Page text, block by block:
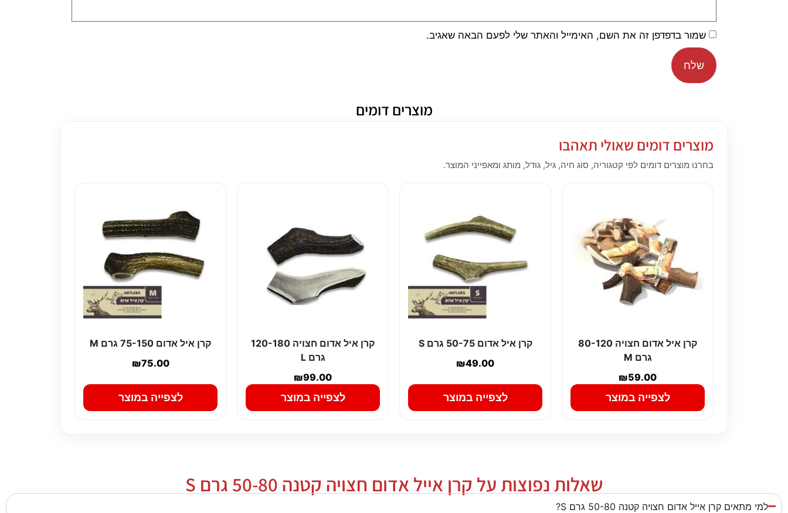
שמור בדפדפן זה את השם, האימייל והאתר שלי לפעם הבאה שאגיב.
מוצרים דומים
מוצרים דומים שאולי תאהבו
בחרנו מוצרים דומים לפי קטגוריה, סוג חיה, גיל, גודל, מותג ומאפייני המוצר.
קרן איל אדום חצויה 80-120
גרם M
₪59.00
לצפייה במוצר
קרן איל אדום 50-75 גרם S
₪49.00
לצפייה במוצר
קרן איל אדום חצויה 120-180
גרם L
₪99.00
לצפייה במוצר
קרן איל אדום 75-150 גרם M
₪75.00
לצפייה במוצר
שאלות נפוצות על קרן אייל אדום חצויה קטנה 50-80 גרם S
למי מתאים קרן אייל אדום חצויה קטנה 50-80 גרם S?